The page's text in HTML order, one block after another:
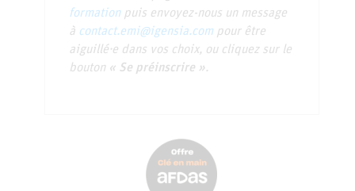
formationpuis envoyez-nous un message
à contact.emi@igensia.compour être
aiguillé·e dans vos choix, ou cliquez sur le
bouton « Se préinscrire ».